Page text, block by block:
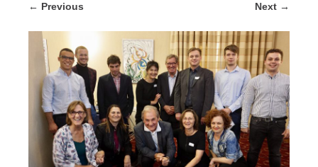
← Previous Next →